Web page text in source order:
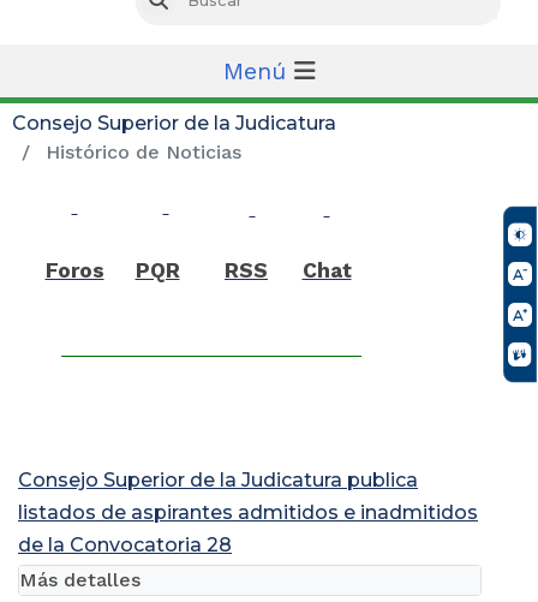
Menú
Consejo Superior de la Judicatura
Histórico de Noticias
Foros PQR RSS Chat
Consejo Superior de la Judicatura publica
listados de aspirantes admitidos e inadmitidos
de la Convocatoria 28
Más detalles